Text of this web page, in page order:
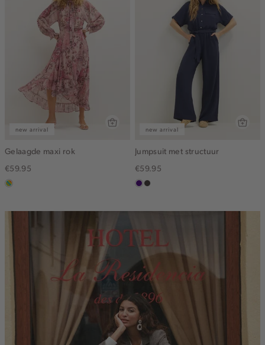
new arrival
Gelaagde maxi rok
€59.95
meerkleurig
new arrival
Jumpsuit met structuur
€59.95
indigochoco